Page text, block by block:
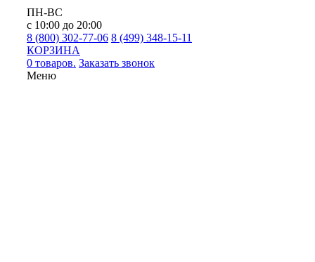
ПН-ВС
с 10:00 до 20:00
8 (800) 302-77-06 8 (499) 348-15-11
КОРЗИНА
0 товаров. Заказать звонок
Меню